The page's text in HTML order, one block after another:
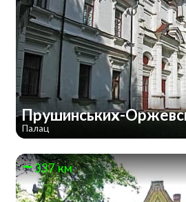
Прушинських-
Палац
337 км